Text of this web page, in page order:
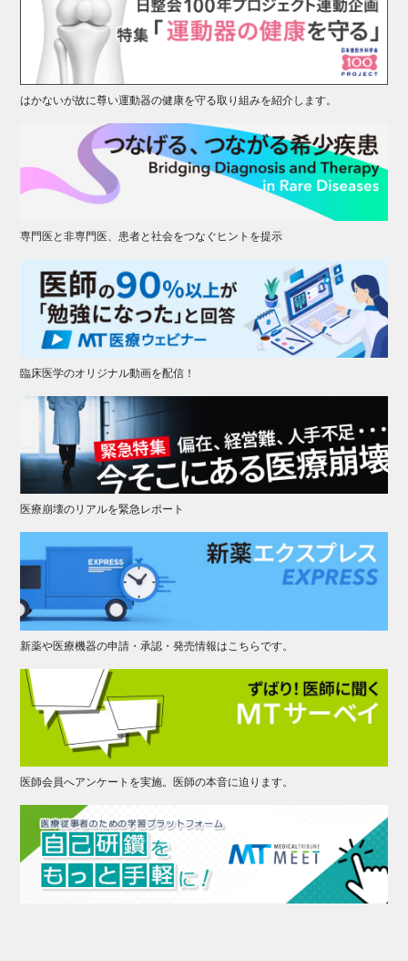
はかないが故に尊い運動器の健康を守る取り組みを紹介します。
専門医と非専門医、患者と社会をつなぐヒントを提示
臨床医学のオリジナル動画を配信！
医療崩壊のリアルを緊急レポート
新薬や医療機器の申請・承認・発売情報はこちらです。
医師会員へアンケートを実施。医師の本音に迫ります。